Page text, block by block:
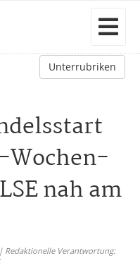
Unterrubriken
Wochen-
nah am
Redaktionelle Verantwortung: